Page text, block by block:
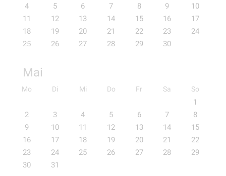
4
5 6 7 8 9
10
11
12 13 14 15 16
17
18
19 20 21 22 23
24
25
26 27 28 29 30
Mai
Mo Di Mi Do Fr Sa So
1
2
3 4 5 6 7
8
9
10 11 12 13 14
15
16
17 18 19 20 21
22
23
24 25 26 27 28
29
30
31